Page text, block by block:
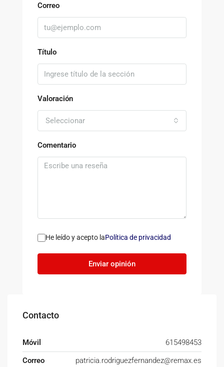
Correo
Título
Valoración
Seleccionar
Comentario
He leído y acepto laPolítica de privacidad
Enviar opinión
Contacto
Móvil
615498453
Correo
patricia.rodriguezfernandez@remax.es